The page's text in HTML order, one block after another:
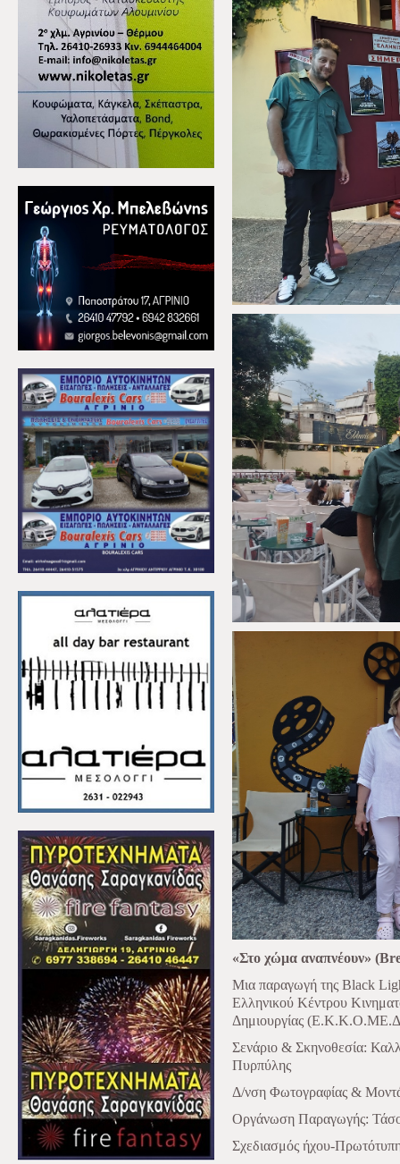
«Στο χώμα αναπνέουν»
Μια παραγωγή της Black
Ελληνικου Κεντρου
Δημιουργιας (Ε.Κ.Κ.Ο.ΜΕ.Δ
Σενάριο & Σκηνοθεσία:
Πυρπύλης
Δ/νση Φωτογραφίας &
Oργάνωση Παραγωγής:
Σχεδιασμός ήχου-